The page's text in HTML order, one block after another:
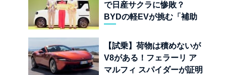
で日産サクラに惨敗？
BYDの軽EVが挑む「補助
界
【試乗】荷物は積めないが
V8がある！フェラーリ ア
マルフィ スパイダーが証明